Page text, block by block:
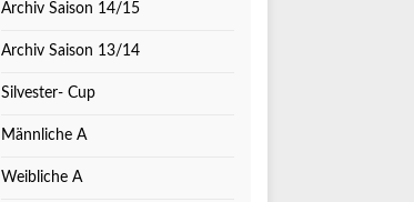
Archiv Saison 14/15
Archiv Saison 13/14
Silvester- Cup
Männliche A
Weibliche A